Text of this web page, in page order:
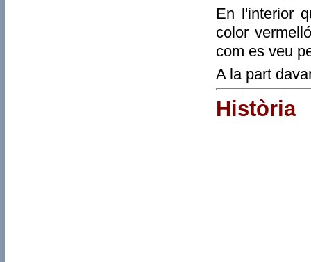
En l'interior
color
com es veu
A la part
Història